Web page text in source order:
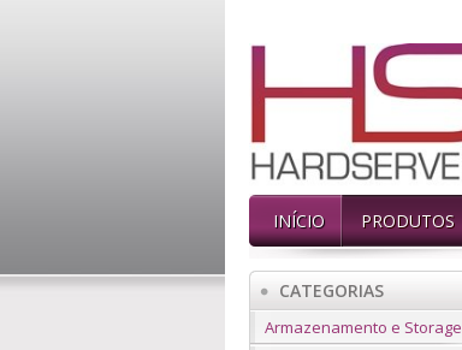
INÍCIO PRODUTOS
CATEGORIAS
Armazenamento e Storage